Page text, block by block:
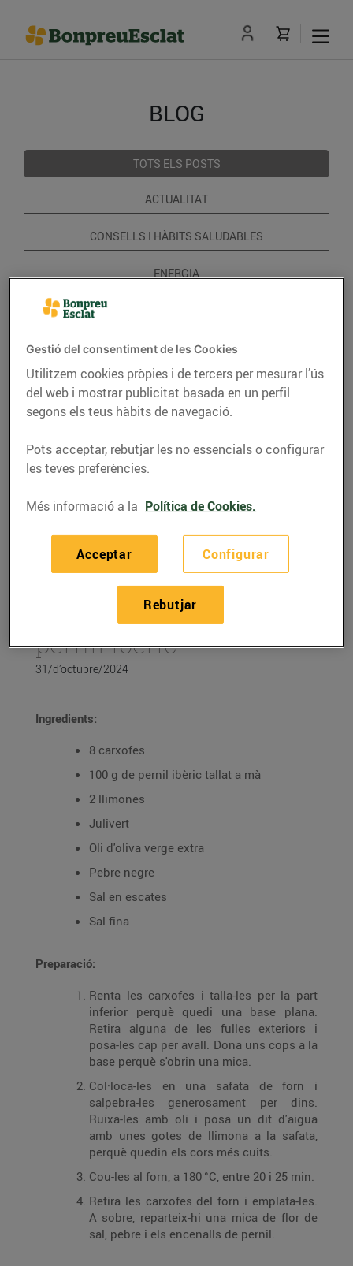
BLOG
TOTS ELS POSTS
ACTUALITAT
CONSELLS I HÀBITS SALUDABLES
ENERGIA
GASTRONOMIA I TRADICIONS
RECEPTES
Carxofes al forn amb
pernil ibèric
31/d’octubre/2024
Ingredients:
8 carxofes
100 g de pernil ibèric tallat a mà
2 llimones
Julivert
Oli d'oliva verge extra
Pebre negre
Sal en escates
Sal fina
Preparació:
Renta les carxofes i talla-les per la part
inferior perquè quedi una base plana.
Retira alguna de les fulles exteriors i
posa-les cap per avall. Dona uns cops a la
base perquè s'obrin una mica.
Col·loca-les en una safata de forn i
salpebra-les generosament per dins.
Ruixa-les amb oli i posa un dit d'aigua
amb unes gotes de llimona a la safata,
perquè quedin els cors més cuits.
Cou-les al forn, a 180 °C, entre 20 i 25 min.
Retira les carxofes del forn i emplata-les.
A sobre, reparteix-hi una mica de flor de
sal, pebre i els encenalls de pernil.
Gestió del consentiment de les Cookies
Utilitzem cookies pròpies i de tercers per mesurar l’ús
del web i mostrar publicitat basada en un perfil
segons els teus hàbits de navegació.
Pots acceptar, rebutjar les no essencials o configurar
les teves preferències.
Més informació a la Política de Cookies.
Configurar
Rebutjar
Acceptar